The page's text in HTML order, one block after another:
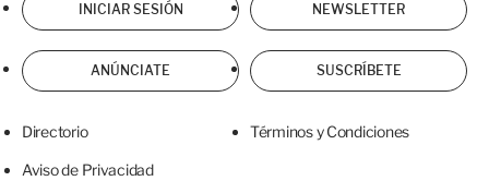
INICIAR SESIÓN NEWSLETTER
ANÚNCIATE SUSCRÍBETE
Directorio Términos y Condiciones
Aviso de Privacidad